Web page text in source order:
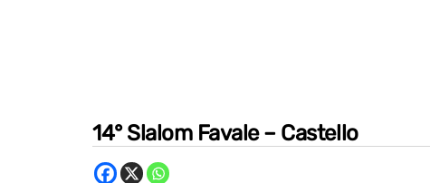
14° Slalom Favale – Castello